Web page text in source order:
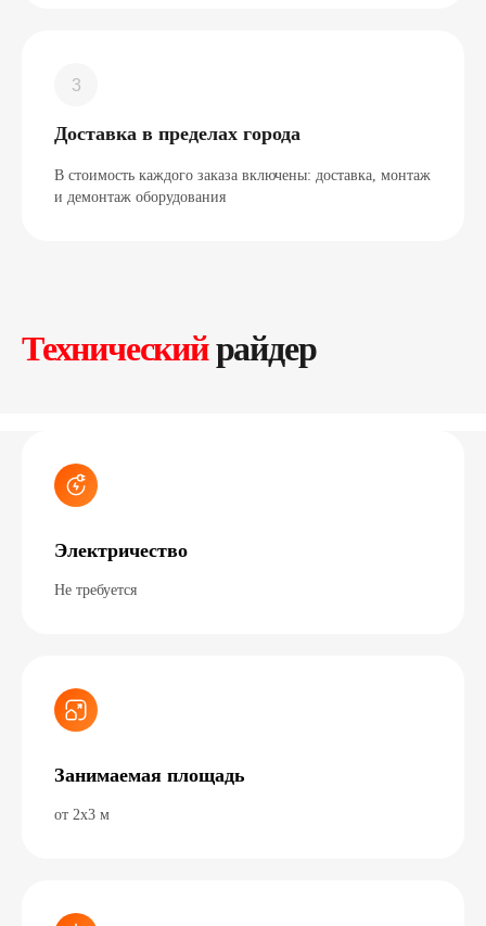
Доставка в пределах города
В стоимость каждого заказа включены: доставка, монтаж
и демонтаж оборудования
Техническийрайдер
Электричество
Не требуется
Занимаемая площадь
от 2х3 м